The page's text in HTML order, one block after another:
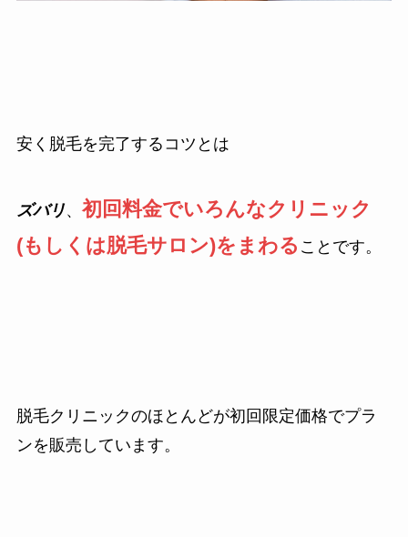
安く脱毛を完了するコツとは
ズバリ、 初回料金でいろんなクリニック
(もしくは脱毛サロン)をまわる ことです。
脱毛クリニックのほとんどが初回限定価格でプラ
ンを販売しています。